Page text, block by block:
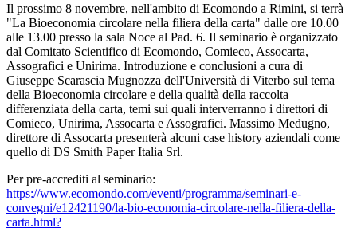
Il prossimo 8 novembre, nell'ambito di Ecomondo a Rimini, si terrà
"La Bioeconomia circolare nella filiera della carta" dalle ore 10.00
alle 13.00 presso la sala Noce al Pad. 6. Il seminario è organizzato
dal Comitato Scientifico di Ecomondo, Comieco, Assocarta,
Assografici e Unirima. Introduzione e conclusioni a cura di
Giuseppe Scarascia Mugnozza dell'Università di Viterbo sul tema
della Bioeconomia circolare e della qualità della raccolta
differenziata della carta, temi sui quali interverranno i direttori di
Comieco, Unirima, Assocarta e Assografici. Massimo Medugno,
direttore di Assocarta presenterà alcuni case history aziendali come
quello di DS Smith Paper Italia Srl.
Per pre-accrediti al seminario:
https://www.ecomondo.com/eventi/programma/seminari-e-
convegni/e12421190/la-bio-economia-circolare-nella-filiera-della-
carta.html?